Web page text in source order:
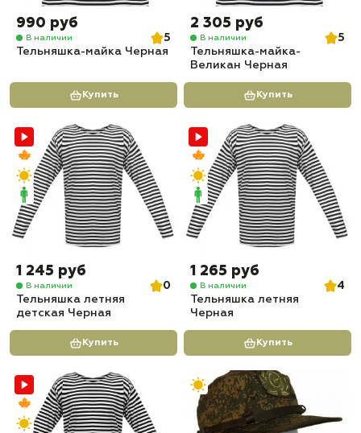
990 руб
В наличии
5
Тельняшка-майка Черная
Купить
2 305 руб
В наличии
5
Тельняшка-майка-
Великан Черная
Купить
1 245 руб
В наличии
0
Тельняшка летняя
детская Черная
Купить
1 265 руб
В наличии
4
Тельняшка летняя
Черная
Купить